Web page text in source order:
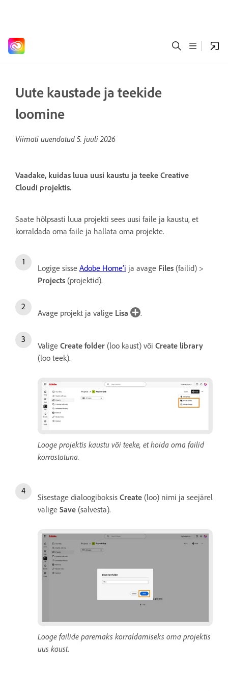
Uute kaustade ja teekide
loomine
Viimati uuendatud 5. juuli 2026
Vaadake, kuidas luua uusi kaustu ja teeke Creative
Cloudi projektis.
Saate hõlpsasti luua projekti sees uusi faile ja kaustu, et
korraldada oma faile ja hallata oma projekte.
Logige sisse Adobe Home’i ja avage Files (failid) >
Projects (projektid).
Avage projekt ja valige Lisa .
Valige Create folder (loo kaust) või Create library
(loo teek).
Looge projektis kaustu või teeke, et hoida oma failid
korrastatuna.
Sisestage dialoogiboksis Create (loo) nimi ja seejärel
valige Save (salvesta).
Looge failide paremaks korraldamiseks oma projektis
uus kaust.